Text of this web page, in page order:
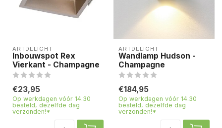
ARTDELIGHT
Inbouwspot Rex
Vierkant - Champagne
€23,95
Op werkdagen vóór 14.30
besteld, dezelfde dag
verzonden!*
ARTDELIGHT
Wandlamp Hudson -
Champagne
€184,95
Op werkdagen vóór 14.30
besteld, dezelfde dag
verzonden!*